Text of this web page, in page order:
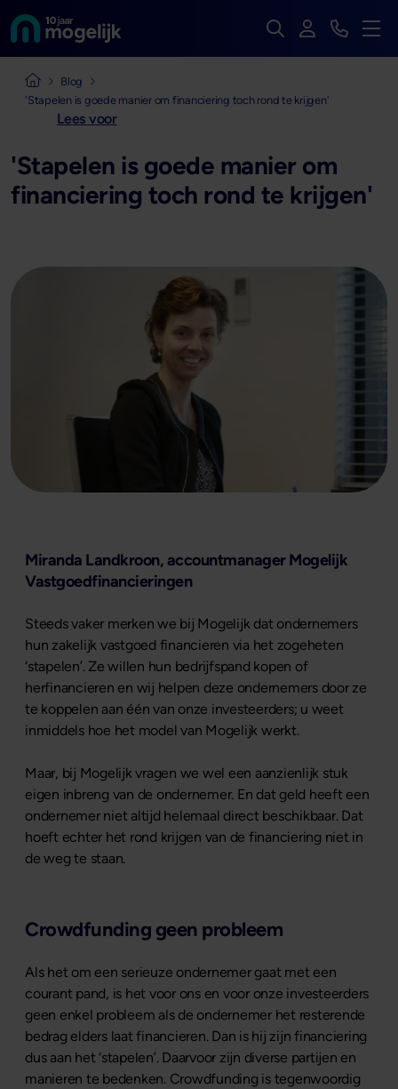
Naar de homepage van Zoek op de hele
InloggenBekijk
Menu
Naar de homepage van Mogelijk Vastgoedfinancieringen
Blog
'Stapelen is goede manier om financiering toch rond te krijgen'
Lees voor
'Stapelen is goede manier om
financiering toch rond te krijgen'
Miranda Landkroon, accountmanager Mogelijk
Vastgoedfinancieringen
Steeds vaker merken we bij Mogelijk dat ondernemers
hun zakelijk vastgoed financieren via het zogeheten
‘stapelen’. Ze willen hun bedrijfspand kopen of
herfinancieren en wij helpen deze ondernemers door ze
te koppelen aan één van onze investeerders; u weet
inmiddels hoe het model van Mogelijk werkt.
Maar, bij Mogelijk vragen we wel een aanzienlijk stuk
eigen inbreng van de ondernemer. En dat geld heeft een
ondernemer niet altijd helemaal direct beschikbaar. Dat
hoeft echter het rond krijgen van de financiering niet in
de weg te staan.
Crowdfunding geen probleem
Als het om een serieuze ondernemer gaat met een
courant pand, is het voor ons en voor onze investeerders
geen enkel probleem als de ondernemer het resterende
bedrag elders laat financieren. Dan is hij zijn financiering
dus aan het ‘stapelen’. Daarvoor zijn diverse partijen en
manieren te bedenken. Crowdfunding is tegenwoordig